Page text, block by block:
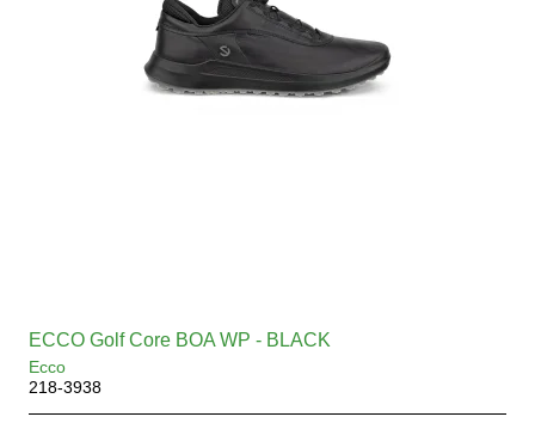
ECCO Golf Core BOA WP - BLACK
Ecco
218-3938